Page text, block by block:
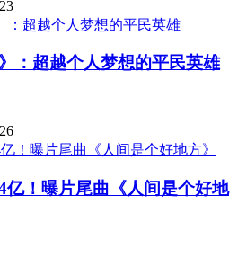
：超越个人梦想的平民英雄
亿！曝片尾曲《人间是个好地